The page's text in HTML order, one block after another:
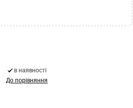
в наявності
До порівняння